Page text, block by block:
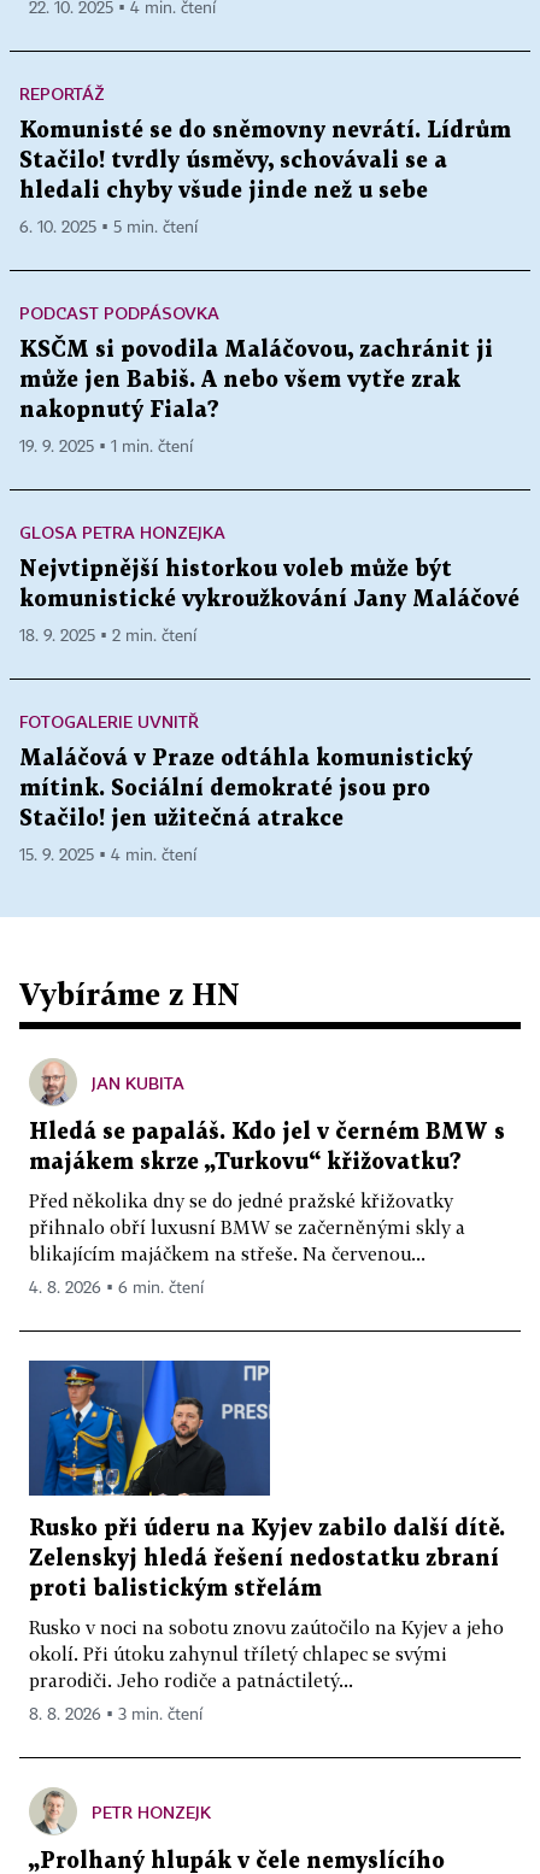
22. 10. 2025 ▪ 4 min. čtení
REPORTÁŽ
Komunisté se do sněmovny nevrátí. Lídrům
Stačilo! tvrdly úsměvy, schovávali se a
hledali chyby všude jinde než u sebe
6. 10. 2025 ▪ 5 min. čtení
PODCAST PODPÁSOVKA
KSČM si povodila Maláčovou, zachránit ji
může jen Babiš. A nebo všem vytře zrak
nakopnutý Fiala?
19. 9. 2025 ▪ 1 min. čtení
GLOSA PETRA HONZEJKA
Nejvtipnější historkou voleb může být
komunistické vykroužkování Jany Maláčové
18. 9. 2025 ▪ 2 min. čtení
FOTOGALERIE UVNITŘ
Maláčová v Praze odtáhla komunistický
mítink. Sociální demokraté jsou pro
Stačilo! jen užitečná atrakce
15. 9. 2025 ▪ 4 min. čtení
Vybíráme z HN
JAN KUBITA
Hledá se papaláš. Kdo jel v černém BMW s
majákem skrze „Turkovu“ křižovatku?
Před několika dny se do jedné pražské křižovatky
přihnalo obří luxusní BMW se začerněnými skly a
blikajícím majáčkem na střeše. Na červenou...
4. 8. 2026 ▪ 6 min. čtení
Rusko při úderu na Kyjev zabilo další dítě.
Zelenskyj hledá řešení nedostatku zbraní
proti balistickým střelám
Rusko v noci na sobotu znovu zaútočilo na Kyjev a jeho
okolí. Při útoku zahynul tříletý chlapec se svými
prarodiči. Jeho rodiče a patnáctiletý...
8. 8. 2026 ▪ 3 min. čtení
PETR HONZEJK
„Prolhaný hlupák v čele nemyslícího